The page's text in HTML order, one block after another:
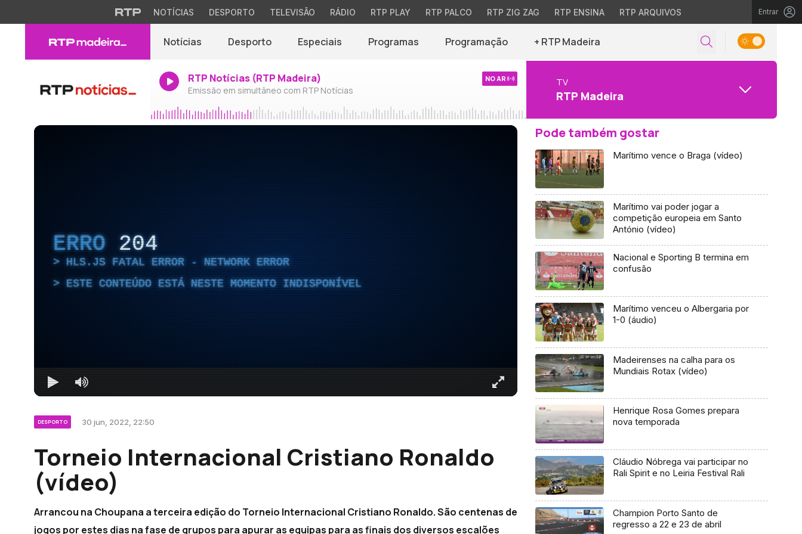
NOTÍCIAS DESPORTO TELEVISÃO RÁDIO RTP PLAY RTP PALCO RTP ZIG ZAG RTP ENSINA RTP ARQUIVOS Entrar
Notícias Desporto Especiais Programas Programação + RTP Madeira
RTP Notícias (RTP Madeira)
Emissão em simultâneo com RTP Notícias
NO AR TV
RTP Madeira
ERRO 204
HLS.JS FATAL ERROR - NETWORK ERROR
ESTE CONTEÚDO ESTÁ NESTE MOMENTO INDISPONÍVEL
DESPORTO 30 jun, 2022, 22:50
Torneio Internacional Cristiano Ronaldo
(vídeo)
Arrancou na Choupana a terceira edição do Torneio Internacional Cristiano Ronaldo. São centenas de
jogos por estes dias na fase de grupos para apurar as equipas para as finais dos diversos escalões
Pode também gostar
Marítimo vence o Braga (vídeo)
Marítimo vai poder jogar a
competição europeia em Santo
António (vídeo)
Nacional e Sporting B termina em
confusão
Marítimo venceu o Albergaria por
1-0 (áudio)
Madeirenses na calha para os
Mundiais Rotax (vídeo)
Henrique Rosa Gomes prepara
nova temporada
Cláudio Nóbrega vai participar no
Rali Spirit e no Leiria Festival Rali
Champion Porto Santo de
regresso a 22 e 23 de abril